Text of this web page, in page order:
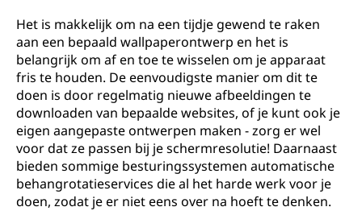
Het is makkelijk om na een tijdje gewend te raken
aan een bepaald wallpaperontwerp en het is
belangrijk om af en toe te wisselen om je apparaat
fris te houden. De eenvoudigste manier om dit te
doen is door regelmatig nieuwe afbeeldingen te
downloaden van bepaalde websites, of je kunt ook je
eigen aangepaste ontwerpen maken - zorg er wel
voor dat ze passen bij je schermresolutie! Daarnaast
bieden sommige besturingssystemen automatische
behangrotatieservices die al het harde werk voor je
doen, zodat je er niet eens over na hoeft te denken.